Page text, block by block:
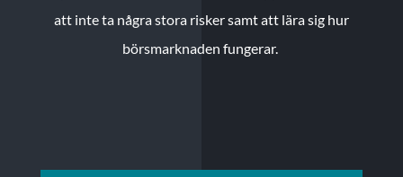
att inte ta några stora risker samt att lära sig hur
börsmarknaden fungerar.